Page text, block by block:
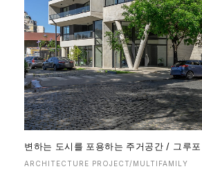
변하는 도시를 포용하는 주거공간 / 그루
ARCHITECTURE PROJECT/MULTIFAMILY